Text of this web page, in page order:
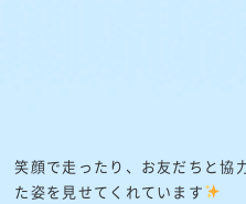
笑顔で走ったり、お友だちと協
た姿を見せてくれています